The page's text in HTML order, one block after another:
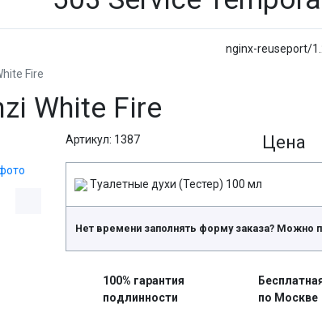
nginx-reuseport/
Fire
White Fire
Артикул: 1387 Цена
Туалетные духи (Тестер) 100 мл
Нет времени заполнять форму заказа? Можно
100% гарантия
подлинности
по Москве